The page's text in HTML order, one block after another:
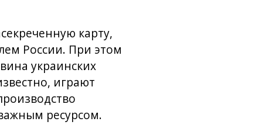
карту,
России. При этом
украинских
играют
ресурсом.